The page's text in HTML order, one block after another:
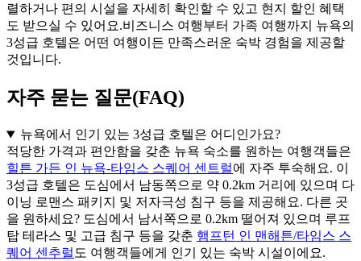
렬하거나 편의 시설을 자세히 확인할 수 있고 현지 할인 혜택
도 받으실 수 있어요.비즈니스 여행부터 가족 여행까지 뉴욕의
3성급 호텔은 어떤 여행이든 만족스러운 숙박 경험을 제공할
것입니다.
자주 묻는 질문(FAQ)
뉴욕에서 인기 있는 3성급 호텔은 어디인가요?
적당한 가격과 편안함을 갖춘 뉴욕 숙소를 원하는 여행객들은
힐튼 가든 인 뉴욕-타임스 스퀘어 센트럴에 자주 투숙해요. 이
3성급 호텔은 도심에서 남동쪽으로 약 0.2km 거리에 있으며 다
이닝 로맨스 패키지 및 저자극성 침구 등을 제공해요. 다른 곳
을 원하세요? 도심에서 남서쪽으로 0.2km 떨어져 있으며 루프
탑 테라스 및 고급 침구 등을 갖춘 햄프턴 인 맨해튼/타임스 스
퀘어 센추럴 도 여행객들에게 인기 있는 숙박 시설이에요.